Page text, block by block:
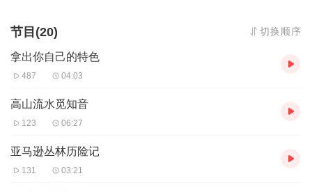
节目(20) 切换顺序
拿出你自己的特色
487 04:03
高山流水觅知音
123 06:27
亚马逊丛林历险记
131 03:21